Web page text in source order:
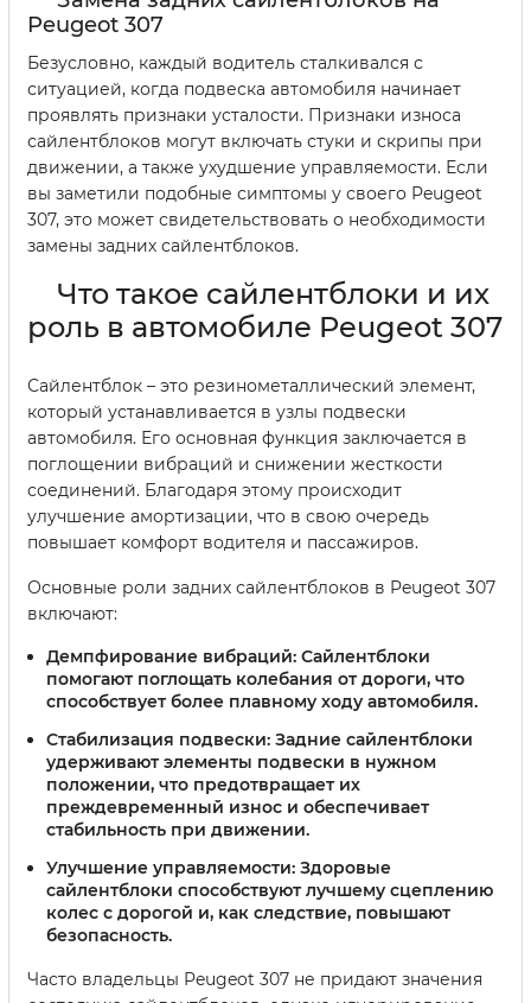
Peugeot 307
Безусловно, каждый водитель сталкивался с
ситуацией, когда подвеска автомобиля начинает
проявлять признаки усталости. Признаки износа
сайлентблоков могут включать стуки и скрипы при
движении, а также ухудшение управляемости. Если
вы заметили подобные симптомы у своего Peugeot
307, это может свидетельствовать о необходимости
замены задних сайлентблоков.
Что такое сайлентблоки и их
роль в автомобиле Peugeot 307
Сайлентблок – это резинометаллический элемент,
который устанавливается в узлы подвески
автомобиля. Его основная функция заключается в
поглощении вибраций и снижении жесткости
соединений. Благодаря этому происходит
улучшение амортизации, что в свою очередь
повышает комфорт водителя и пассажиров.
Основные роли задних сайлентблоков в Peugeot 307
включают:
Демпфирование вибраций: Сайлентблоки
помогают поглощать колебания от дороги, что
способствует более плавному ходу автомобиля.
Стабилизация подвески: Задние сайлентблоки
удерживают элементы подвески в нужном
положении, что предотвращает их
преждевременный износ и обеспечивает
стабильность при движении.
Улучшение управляемости: Здоровые
сайлентблоки способствуют лучшему сцеплению
колес с дорогой и, как следствие, повышают
безопасность.
Часто владельцы Peugeot 307 не придают значения